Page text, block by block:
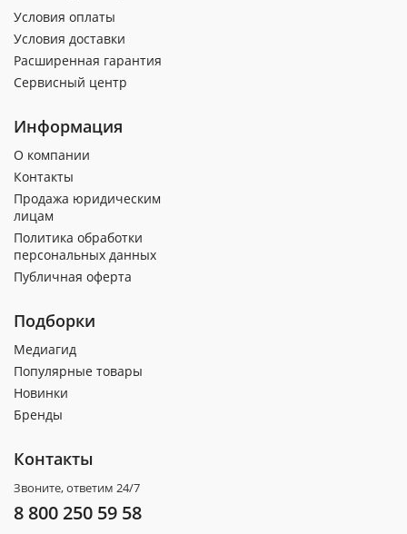
Условия оплаты
Условия доставки
Расширенная гарантия
Сервисный центр
Информация
О компании
Контакты
Продажа юридическим
лицам
Политика обработки
персональных данных
Публичная оферта
Подборки
Медиагид
Популярные товары
Новинки
Бренды
Контакты
Звоните, ответим 24/7
8 800 250 59 58